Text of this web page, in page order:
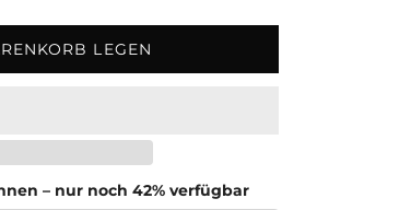
LEGEN
– nur noch 42% verfügbar